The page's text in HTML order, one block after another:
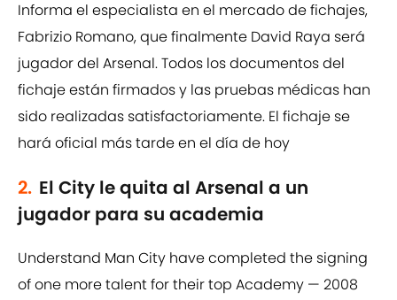
Informa el especialista en el mercado de fichajes,
Fabrizio Romano, que finalmente David Raya será
jugador del Arsenal. Todos los documentos del
fichaje están firmados y las pruebas médicas han
sido realizadas satisfactoriamente. El fichaje se
hará oficial más tarde en el día de hoy
2. El City le quita al Arsenal a un
jugador para su academia
Understand Man City have completed the signing
of one more talent for their top Academy — 2008